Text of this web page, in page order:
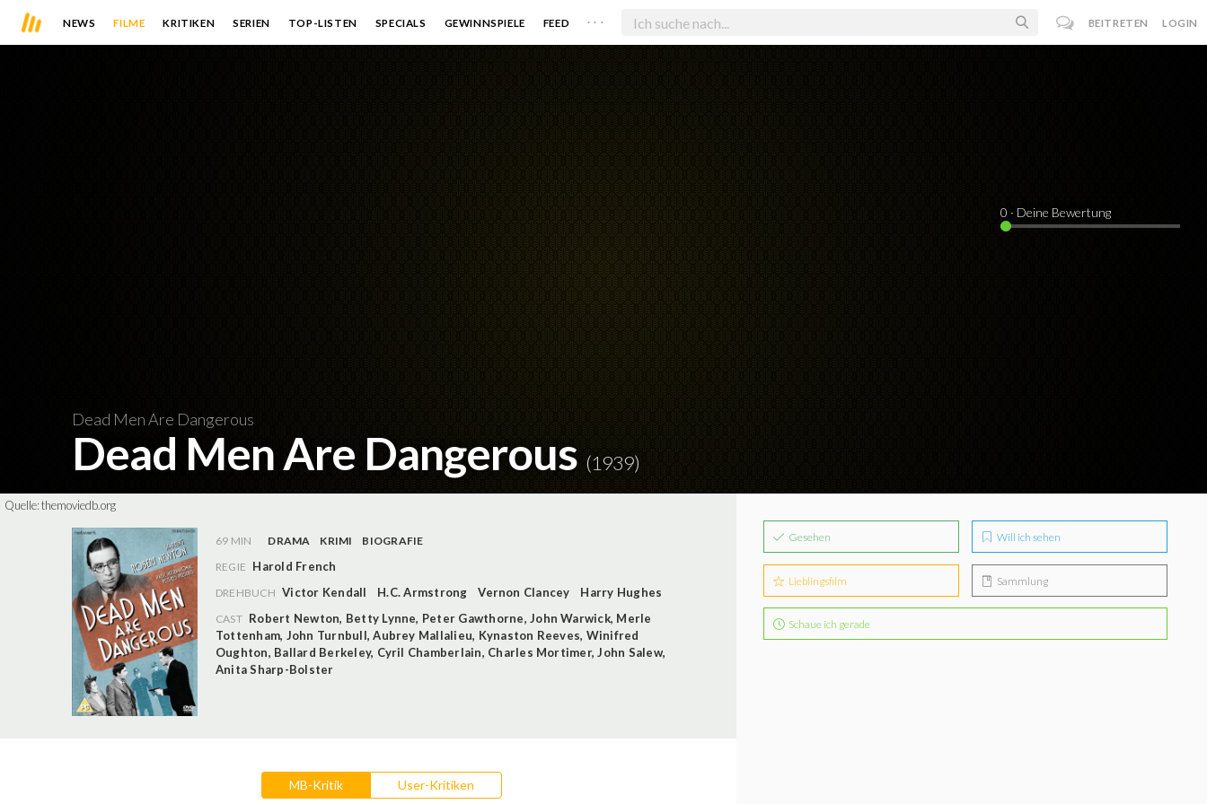
NEWS FILME KRITIKEN SERIEN TOP-LISTEN SPECIALS GEWINNSPIELE FEED . . . BEITRETEN LOGIN
Dead Men Are Dangerous
Dead Men Are Dangerous (1939)
0 · Deine Bewertung
Quelle:themoviedb.org
69 MIN DRAMA KRIMI
BIOGRAFIE
REGIE Harold French
DREHBUCH Victor Kendall H.C. Armstrong Vernon Clancey Harry Hughes
CAST Robert Newton, Betty Lynne, Peter Gawthorne,John Warwick, Merle
Tottenham, John Turnbull,Aubrey Mallalieu, Kynaston Reeves, Winifred
Oughton, Ballard Berkeley, Cyril Chamberlain, Charles Mortimer,John Salew,
Anita Sharp-Bolster
MB-Kritik User-Kritiken
Gesehen Will ich sehen
Lieblingsfilm Sammlung
Schaue ich gerade